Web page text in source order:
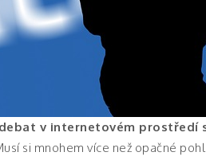
v internetovém
si mnohem více než opačné